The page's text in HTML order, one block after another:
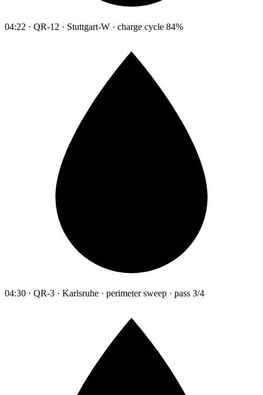
04:22 · QR-12 · Stuttgart-W · charge cycle 84%
04:30 · QR-3 · Karlsruhe · perimeter sweep · pass 3/4